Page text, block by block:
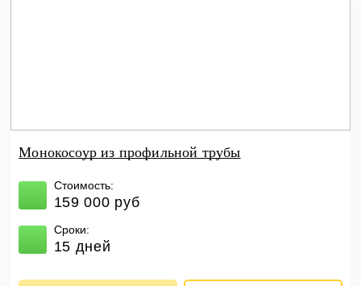
Монокосоур из профильной трубы
Стоимость:
159 000 руб
Сроки:
15 дней